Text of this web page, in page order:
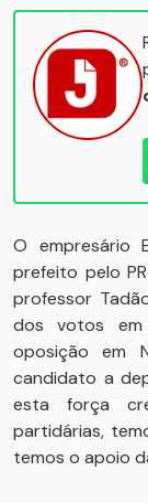
O empresário
prefeito pelo
professor
dos votos em
oposição em
candidato a
esta força
partidárias,
temos o apoio